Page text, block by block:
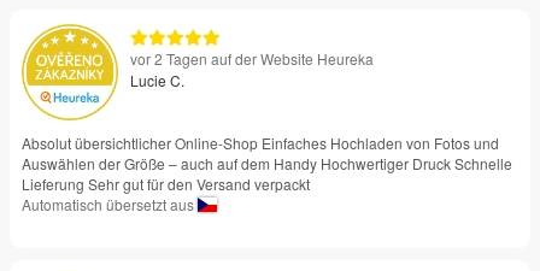
vor 2 Tagen auf der Website Heureka
Lucie C.
Absolut übersichtlicher Online-Shop Einfaches Hochladen von Fotos und
Auswählen der Größe – auch auf dem Handy Hochwertiger Druck Schnelle
Lieferung Sehr gut für den Versand verpackt
Automatisch übersetzt aus